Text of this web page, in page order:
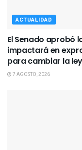
ACTUALIDAD
El Senado aprobó
impactará en
para cambiar la
7 AGOSTO, 2026